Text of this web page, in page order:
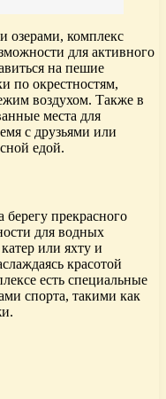
комплекс
для активного
на пешие
по окрестностям,
воздухом. Также в
места для
с друзьями или
едой.
прекрасного
для водных
или яхту и
красотой
есть специальные
спорта, такими как